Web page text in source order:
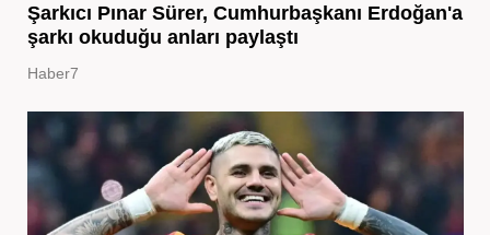
Şarkıcı Pınar Sürer, Cumhurbaşkanı Erdoğan'a
şarkı okuduğu anları paylaştı
Haber7